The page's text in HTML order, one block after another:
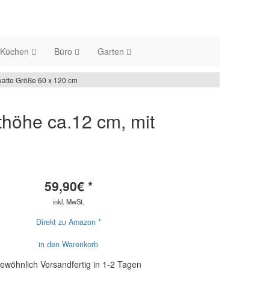
Küchen Büro Garten
Größe 60 x 120 cm
ca.12 cm, mit
59,90€ *
inkl. MwSt.
Direkt zu Amazon *
in den Warenkorb
Versandfertig in 1-2 Tagen